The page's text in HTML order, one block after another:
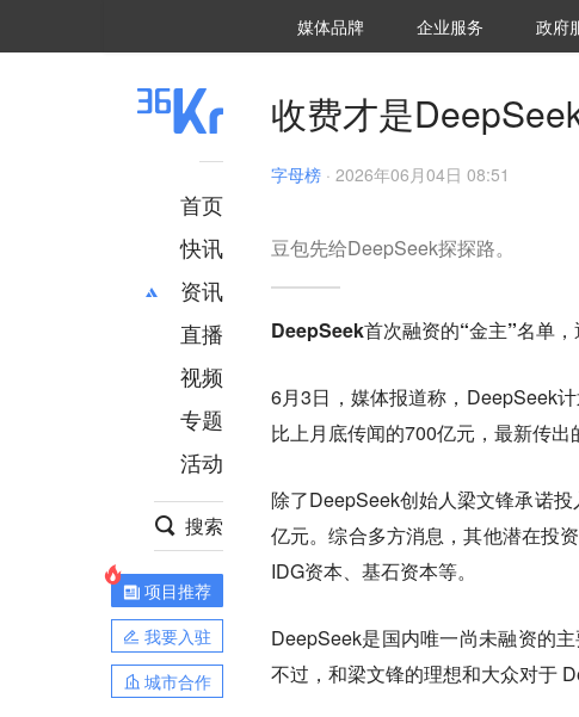
媒体品牌 36Kr研究院
企业服务 城市
政府
首页
快讯
资讯
推荐
财经
项目推荐
安徽
直播
视频
专题
活动
搜索
项目推荐
我要入驻
城市合作
收费才是
字母榜 · 2026年06月04日 08:51
豆包先给DeepSeek探探路。
DeepSeek首次融资的“金主”名单，
6月3日，媒体报道称，DeepSeek
比上月底传闻的700亿元，最新传出
除了DeepSeek创始人梁文锋承诺
亿元。综合多方消息，其他潜在投
IDG资本、基石资本等。
DeepSeek是国内唯一尚未融资的
不过，和梁文锋的理想和大众对于